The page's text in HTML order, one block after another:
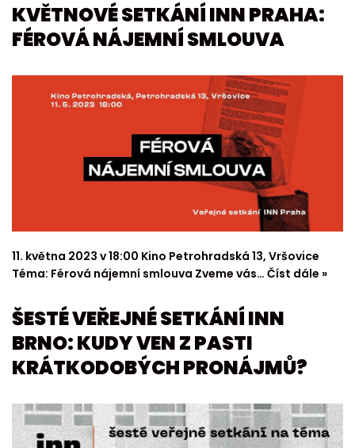
KVĚTNOVÉ SETKÁNÍ INN PRAHA:
FÉROVÁ NÁJEMNÍ SMLOUVA
11. května 2023 v 18:00 Kino Petrohradská 13, Vršovice
Téma: Férová nájemní smlouva Zveme vás… Číst dále »
ŠESTÉ VEŘEJNÉ SETKÁNÍ INN
BRNO: KUDY VEN Z PASTI
KRÁTKODOBÝCH PRONÁJMŮ?